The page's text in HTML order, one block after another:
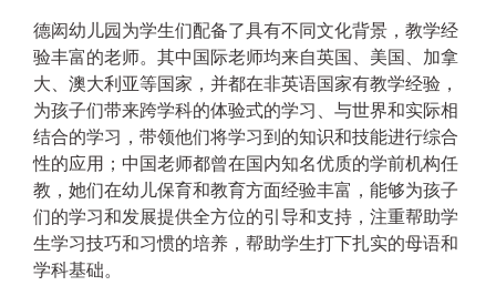
德闳幼儿园为学生们配备了具有不同文化背景，教学经
验丰富的老师。其中国际老师均来自英国、美国、加拿
大、澳大利亚等国家，并都在非英语国家有教学经验，
为孩子们带来跨学科的体验式的学习、与世界和实际相
结合的学习，带领他们将学习到的知识和技能进行综合
性的应用；中国老师都曾在国内知名优质的学前机构任
教，她们在幼儿保育和教育方面经验丰富，能够为孩子
们的学习和发展提供全方位的引导和支持，注重帮助学
生学习技巧和习惯的培养，帮助学生打下扎实的母语和
学科基础。